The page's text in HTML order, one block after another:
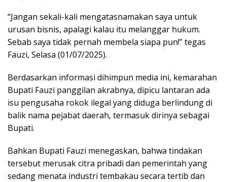
“Jangan sekali-kali mengatasnamakan saya untuk
urusan bisnis, apalagi kalau itu melanggar hukum.
Sebab saya tidak pernah membela siapa pun!” tegas
Fauzi, Selasa (01/07/2025).
Berdasarkan informasi dihimpun media ini, kemarahan
Bupati Fauzi panggilan akrabnya, dipicu lantaran ada
isu pengusaha rokok ilegal yang diduga berlindung di
balik nama pejabat daerah, termasuk dirinya sebagai
Bupati.
Bahkan Bupati Fauzi menegaskan, bahwa tindakan
tersebut merusak citra pribadi dan pemerintah yang
sedang menata industri tembakau secara tertib dan